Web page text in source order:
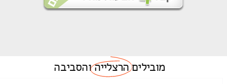
מוביליםהרצלייהוהסביבה